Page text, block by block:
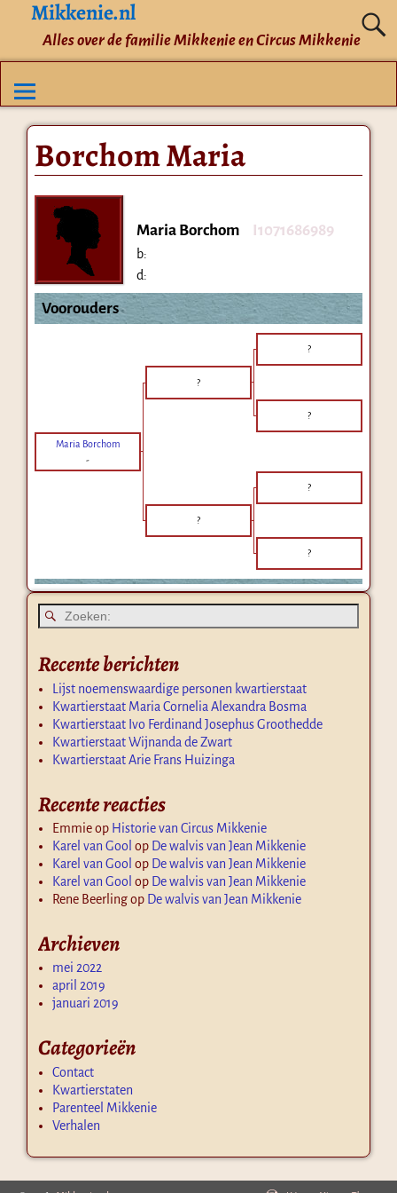
Mikkenie.nl
Alles over de familie Mikkenie en Circus Mikkenie
Borchom Maria
Maria Borchom I1071686989
b:
d:
Voorouders
?
?
?
Maria Borchom
-
?
?
?
Recente berichten
Lijst noemenswaardige personen kwartierstaat
Kwartierstaat Maria Cornelia Alexandra Bosma
Kwartierstaat Ivo Ferdinand Josephus Groothedde
Kwartierstaat Wijnanda de Zwart
Kwartierstaat Arie Frans Huizinga
Recente reacties
Emmieop Historie van Circus Mikkenie
Karel van Gool op De walvis van Jean Mikkenie
Karel van Gool op De walvis van Jean Mikkenie
Karel van Gool op De walvis van Jean Mikkenie
Rene Beerlingop De walvis van Jean Mikkenie
Archieven
mei 2022
april 2019
januari 2019
Categorieën
Contact
Kwartierstaten
Parenteel Mikkenie
Verhalen